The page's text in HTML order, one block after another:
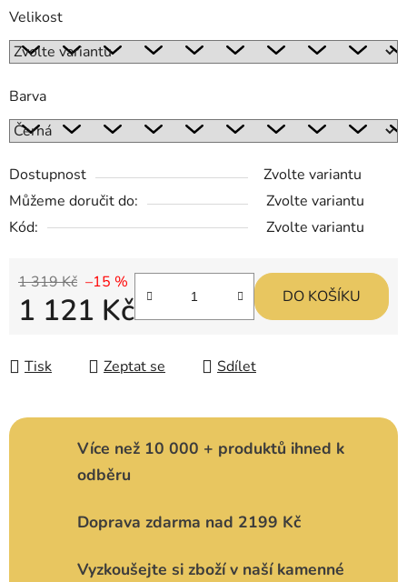
Velikost
Barva
Dostupnost
Zvolte variantu
Můžeme doručit do:
Zvolte variantu
Kód:
Zvolte variantu
1 319 Kč –15 %
1 121 Kč DO KOŠÍKU
Tisk Zeptat se Sdílet
Více než 10 000 + produktů ihned k
odběru
Doprava zdarma nad 2199 Kč
Vyzkoušejte si zboží v naší kamenné